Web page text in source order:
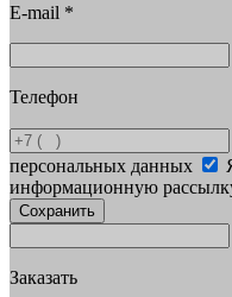
E-mail *
Телефон
персональных данных
информационную
Сохранить
Заказать